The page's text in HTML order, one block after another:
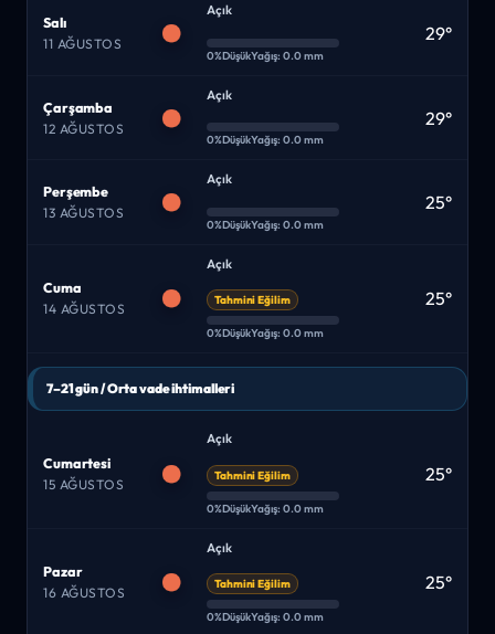
Salı
11 AĞUSTOS
Açık
0%DüşükYağış: 0.0 mm
29°
Çarşamba
12 AĞUSTOS
Açık
0%DüşükYağış: 0.0 mm
29°
Perşembe
13 AĞUSTOS
Açık
0%DüşükYağış: 0.0 mm
25°
Cuma
14 AĞUSTOS
Açık
Tahmini Eğilim
0%DüşükYağış: 0.0 mm
25°
7–21 gün / Orta vade ihtimalleri
Cumartesi
15 AĞUSTOS
Açık
Tahmini Eğilim
0%DüşükYağış: 0.0 mm
25°
Pazar
16 AĞUSTOS
Açık
Tahmini Eğilim
0%DüşükYağış: 0.0 mm
25°